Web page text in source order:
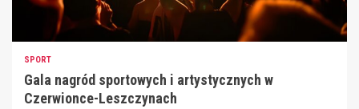
SPORT
Gala nagród sportowych i artystycznych w
Czerwionce-Leszczynach